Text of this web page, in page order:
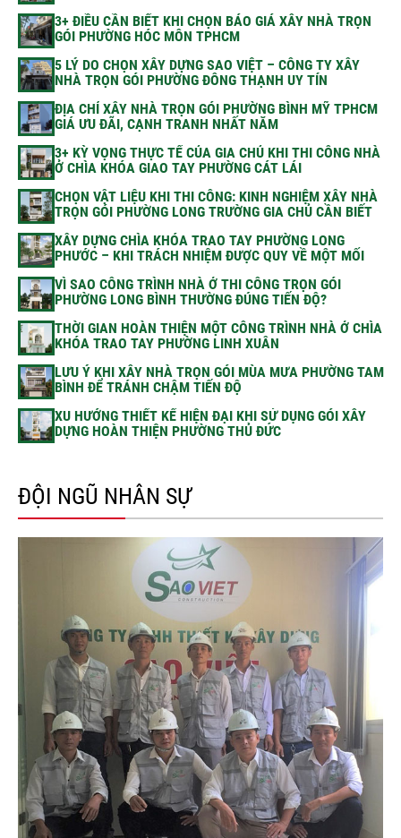
3+ ĐIỀU CẦN BIẾT KHI CHỌN BÁO GIÁ XÂY NHÀ TRỌN
GÓI PHƯỜNG HÓC MÔN TPHCM
5 LÝ DO CHỌN XÂY DỰNG SAO VIỆT – CÔNG TY XÂY
NHÀ TRỌN GÓI PHƯỜNG ĐÔNG THẠNH UY TÍN
ĐỊA CHỈ XÂY NHÀ TRỌN GÓI PHƯỜNG BÌNH MỸ TPHCM
GIÁ ƯU ĐÃI, CẠNH TRANH NHẤT NĂM
3+ KỲ VỌNG THỰC TẾ CỦA GIA CHỦ KHI THI CÔNG NHÀ
Ở CHÌA KHÓA GIAO TAY PHƯỜNG CÁT LÁI
CHỌN VẬT LIỆU KHI THI CÔNG: KINH NGHIỆM XÂY NHÀ
TRỌN GÓI PHƯỜNG LONG TRƯỜNG GIA CHỦ CẦN BIẾT
XÂY DỰNG CHÌA KHÓA TRAO TAY PHƯỜNG LONG
PHƯỚC – KHI TRÁCH NHIỆM ĐƯỢC QUY VỀ MỘT MỐI
VÌ SAO CÔNG TRÌNH NHÀ Ở THI CÔNG TRỌN GÓI
PHƯỜNG LONG BÌNH THƯỜNG ĐÚNG TIẾN ĐỘ?
THỜI GIAN HOÀN THIỆN MỘT CÔNG TRÌNH NHÀ Ở CHÌA
KHÓA TRAO TAY PHƯỜNG LINH XUÂN
LƯU Ý KHI XÂY NHÀ TRỌN GÓI MÙA MƯA PHƯỜNG TAM
BÌNH ĐỂ TRÁNH CHẬM TIẾN ĐỘ
XU HƯỚNG THIẾT KẾ HIỆN ĐẠI KHI SỬ DỤNG GÓI XÂY
DỰNG HOÀN THIỆN PHƯỜNG THỦ ĐỨC
ĐỘI NGŨ NHÂN SỰ